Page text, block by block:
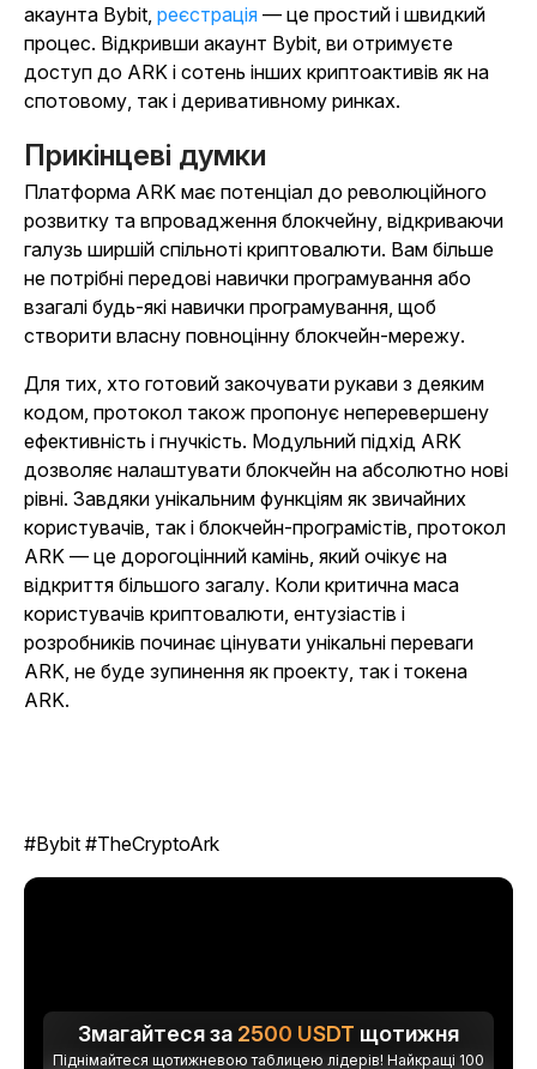
акаунта Bybit, реєстрація — це простий і швидкий
процес. Відкривши акаунт Bybit, ви отримуєте
доступ до ARK і сотень інших криптоактивів як на
спотовому, так і деривативному ринках.
Прикінцеві думки
Платформа ARK має потенціал до революційного
розвитку та впровадження блокчейну, відкриваючи
галузь ширшій спільноті криптовалюти. Вам більше
не потрібні передові навички програмування або
взагалі будь-які навички програмування, щоб
створити власну повноцінну блокчейн-мережу.
Для тих, хто готовий закочувати рукави з деяким
кодом, протокол також пропонує неперевершену
ефективність і гнучкість. Модульний підхід ARK
дозволяє налаштувати блокчейн на абсолютно нові
рівні. Завдяки унікальним функціям як звичайних
користувачів, так і блокчейн-програмістів, протокол
ARK — це дорогоцінний камінь, який очікує на
відкриття більшого загалу. Коли критична маса
користувачів криптовалюти, ентузіастів і
розробників починає цінувати унікальні переваги
ARK, не буде зупинення як проекту, так і токена
ARK.
#Bybit #TheCryptoArk
Змагайтеся за 2500 USDT щотижня
Піднімайтеся щотижневою таблицею лідерів! Найкращі 100